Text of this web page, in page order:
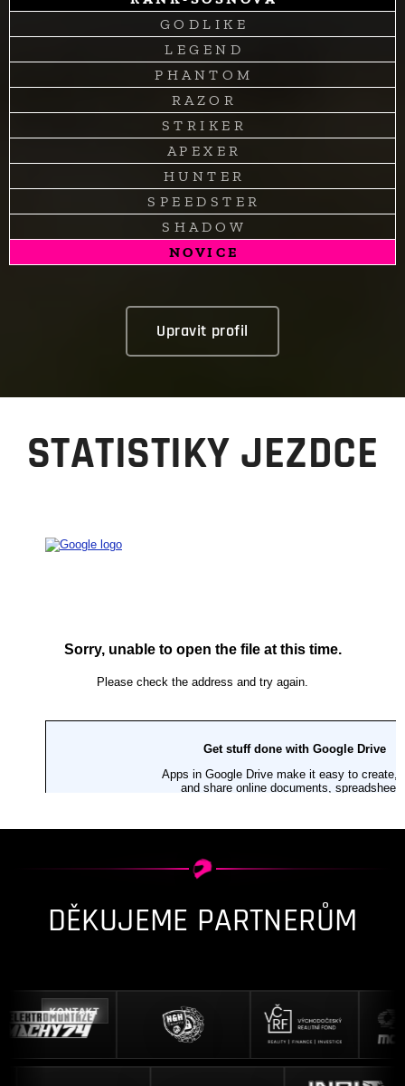
G O D L I K E
L E G E N D
P H A N T O M
R A Z O R
S T R I K E R
A P E X E R
H U N T E R
S P E E D S T E R
S H A D O W
N O V I C E
Upravit profil
STATISTIKY JEZDCE
DĚKUJEME PARTNERŮM
KONTAKT